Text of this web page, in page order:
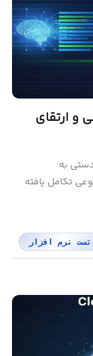
و ارتقای
به
تکامل یافته
تست نرم افزار